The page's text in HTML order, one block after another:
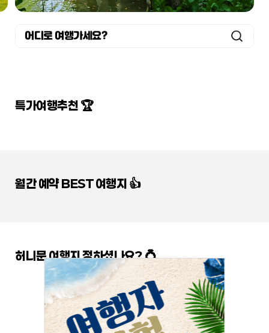
어디로 여행가세요?
특가여행추천 🏆
월간 예약 BEST 여행지 👍
허니문 여행지 정하셨나요? 💍
쏠쏠한 정보, 한번 더! 📣